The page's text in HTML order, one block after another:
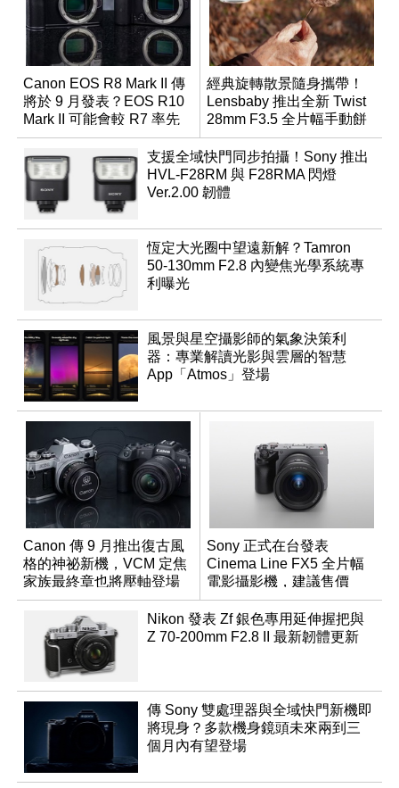
Canon EOS R8 Mark II 傳
將於 9 月發表？EOS R10
Mark II 可能會較 R7 率先
推出
經典旋轉散景隨身攜帶！
Lensbaby 推出全新 Twist
28mm F3.5 全片幅手動餅
乾鏡
支援全域快門同步拍攝！Sony 推出
HVL-F28RM 與 F28RMA 閃燈
Ver.2.00 韌體
恆定大光圈中望遠新解？Tamron
50-130mm F2.8 內變焦光學系統專
利曝光
風景與星空攝影師的氣象決策利
器：專業解讀光影與雲層的智慧
App「Atmos」登場
Canon 傳 9 月推出復古風
格的神祕新機，VCM 定焦
家族最終章也將壓軸登場
Sony 正式在台發表
Cinema Line FX5 全片幅
電影攝影機，建議售價
NT$144,980
Nikon 發表 Zf 銀色專用延伸握把與
Z 70-200mm F2.8 II 最新韌體更新
傳 Sony 雙處理器與全域快門新機即
將現身？多款機身鏡頭未來兩到三
個月內有望登場